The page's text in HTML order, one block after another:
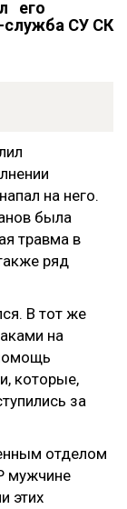
его
служба СУ СК
на него.
была
травма в
ряд
В тот же
на
которые,
за
отделом
мужчине
этих